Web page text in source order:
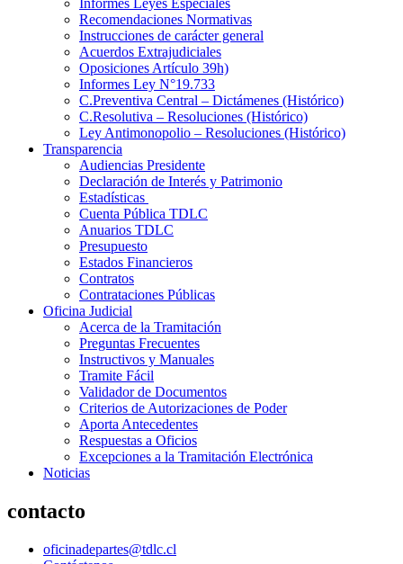
Informes Leyes Especiales
Recomendaciones Normativas
Instrucciones de carácter general
Acuerdos Extrajudiciales
Oposiciones Artículo 39h)
Informes Ley N°19.733
C.Preventiva Central – Dictámenes (Histórico)
C.Resolutiva – Resoluciones (Histórico)
Ley Antimonopolio – Resoluciones (Histórico)
Transparencia
Audiencias Presidente
Declaración de Interés y Patrimonio
Estadísticas
Cuenta Pública TDLC
Anuarios TDLC
Presupuesto
Estados Financieros
Contratos
Contrataciones Públicas
Oficina Judicial
Acerca de la Tramitación
Preguntas Frecuentes
Instructivos y Manuales
Tramite Fácil
Validador de Documentos
Criterios de Autorizaciones de Poder
Aporta Antecedentes
Respuestas a Oficios
Excepciones a la Tramitación Electrónica
Noticias
contacto
oficinadepartes@tdlc.cl